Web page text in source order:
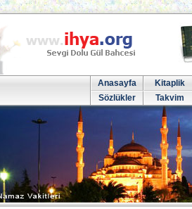
Anasayfa Kitaplik
Sözlükler
Takvim